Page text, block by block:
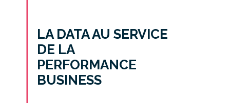
LA DATA AU SERVICE
DE LA
PERFORMANCE
BUSINESS